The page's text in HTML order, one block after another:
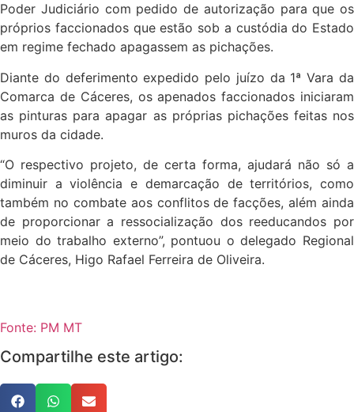
Poder Judiciário com pedido de autorização para que os
próprios faccionados que estão sob a custódia do Estado
em regime fechado apagassem as pichações.
Diante do deferimento expedido pelo juízo da 1ª Vara da
Comarca de Cáceres, os apenados faccionados iniciaram
as pinturas para apagar as próprias pichações feitas nos
muros da cidade.
“O respectivo projeto, de certa forma, ajudará não só a
diminuir a violência e demarcação de territórios, como
também no combate aos conflitos de facções, além ainda
de proporcionar a ressocialização dos reeducandos por
meio do trabalho externo”, pontuou o delegado Regional
de Cáceres, Higo Rafael Ferreira de Oliveira.
Fonte: PM MT
Compartilhe este artigo: